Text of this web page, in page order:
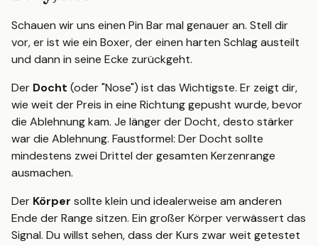
Schauen wir uns einen Pin Bar mal genauer an. Stell dir
vor, er ist wie ein Boxer, der einen harten Schlag austeilt
und dann in seine Ecke zurückgeht.
Der Docht (oder "Nose") ist das Wichtigste. Er zeigt dir,
wie weit der Preis in eine Richtung gepusht wurde, bevor
die Ablehnung kam. Je länger der Docht, desto stärker
war die Ablehnung. Faustformel: Der Docht sollte
mindestens zwei Drittel der gesamten Kerzenrange
ausmachen.
Der Körper sollte klein und idealerweise am anderen
Ende der Range sitzen. Ein großer Körper verwässert das
Signal. Du willst sehen, dass der Kurs zwar weit getestet